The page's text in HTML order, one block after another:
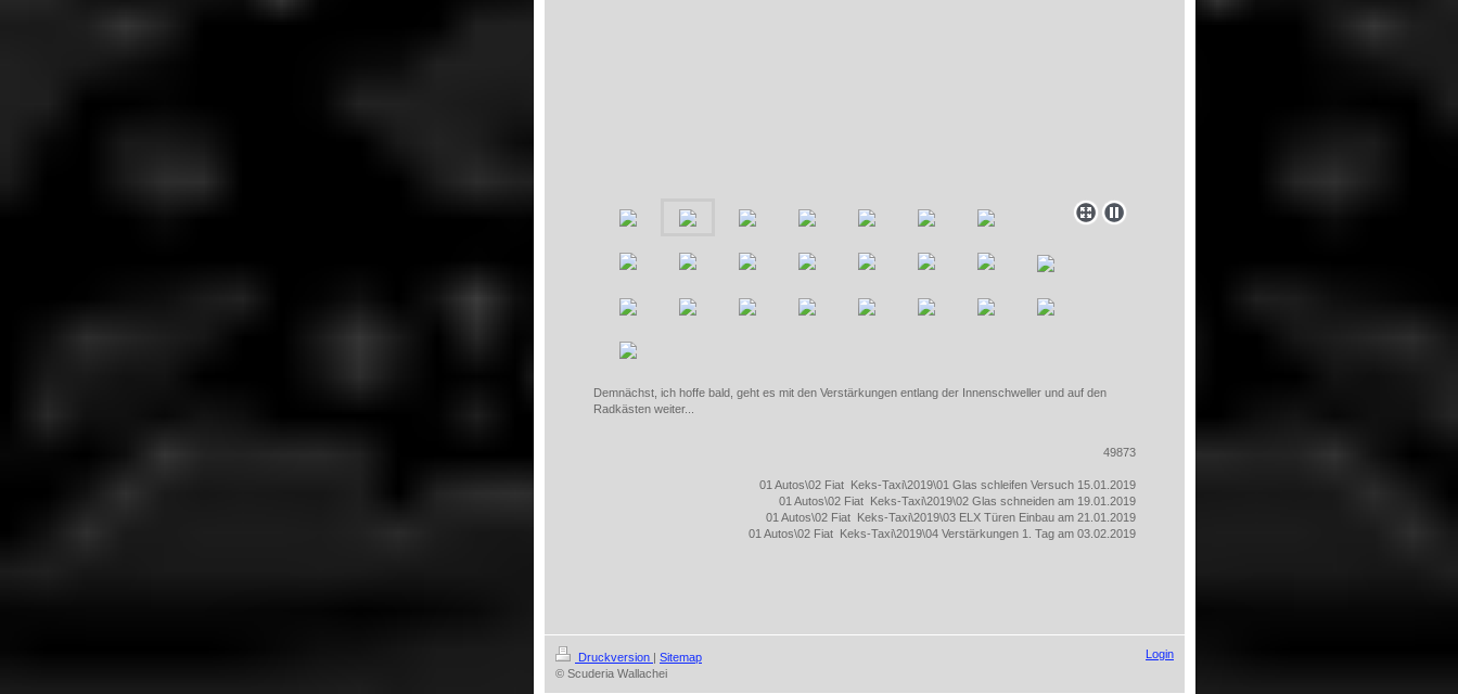
Demnächst, ich hoffe bald, geht es mit den Verstärkungen entlang der Innenschweller und auf den
Radkästen weiter...
49873
01 Autos\02 Fiat Keks-Taxi\2019\01 Glas schleifen Versuch 15.01.2019
01 Autos\02 Fiat Keks-Taxi\2019\02 Glas schneiden am 19.01.2019
01 Autos\02 Fiat Keks-Taxi\2019\03 ELX Türen Einbau am 21.01.2019
01 Autos\02 Fiat Keks-Taxi\2019\04 Verstärkungen 1. Tag am 03.02.2019
Druckversion | Sitemap
© Scuderia Wallachei
Login